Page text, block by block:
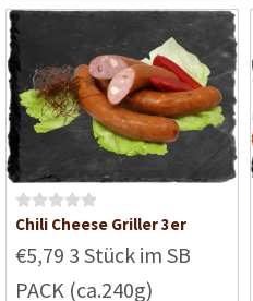
B
w
e
Chili Cheese Griller 3er
€5,79 3 Stück im SB
PACK (ca.240g)